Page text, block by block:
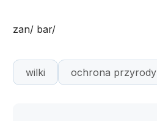
zan/ bar/
wilki ochrona przyrody